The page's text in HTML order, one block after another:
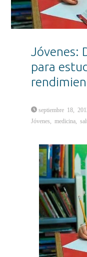
Jóvenes:
para
septiembre 18,
Jóvenes
,medicina ,